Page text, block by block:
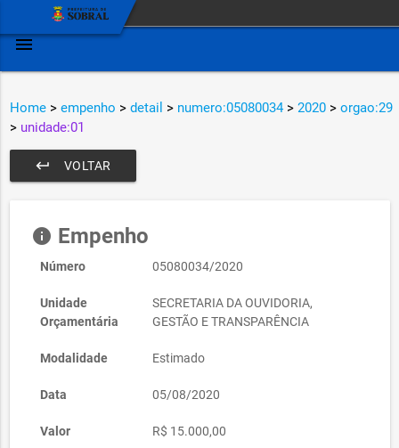
menu
Home > empenho > detail > numero:05080034> 2020 > orgao:29
> unidade:01
VOLTAR
keyboard_return
info Empenho
Número 05080034/2020
Unidade
Orçamentária
SECRETARIA DA OUVIDORIA,
GESTÃO E TRANSPARÊNCIA
Modalidade Estimado
Data 05/08/2020
Valor R$ 15.000,00